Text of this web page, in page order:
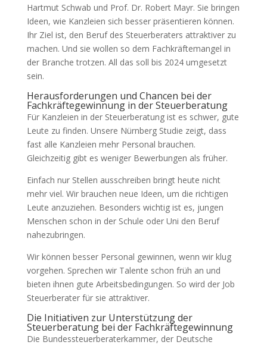
Hartmut Schwab und Prof. Dr. Robert Mayr. Sie bringen
Ideen, wie Kanzleien sich besser präsentieren können.
Ihr Ziel ist, den Beruf des Steuerberaters attraktiver zu
machen. Und sie wollen so dem Fachkräftemangel in
der Branche trotzen. All das soll bis 2024 umgesetzt
sein.
Herausforderungen und Chancen bei der
Fachkräftegewinnung in der Steuerberatung
Für Kanzleien in der Steuerberatung ist es schwer, gute
Leute zu finden. Unsere Nürnberg Studie zeigt, dass
fast alle Kanzleien mehr Personal brauchen.
Gleichzeitig gibt es weniger Bewerbungen als früher.
Einfach nur Stellen ausschreiben bringt heute nicht
mehr viel. Wir brauchen neue Ideen, um die richtigen
Leute anzuziehen. Besonders wichtig ist es, jungen
Menschen schon in der Schule oder Uni den Beruf
nahezubringen.
Wir können besser Personal gewinnen, wenn wir klug
vorgehen. Sprechen wir Talente schon früh an und
bieten ihnen gute Arbeitsbedingungen. So wird der Job
Steuerberater für sie attraktiver.
Die Initiativen zur Unterstützung der
Steuerberatung bei der Fachkräftegewinnung
Die Bundessteuerberaterkammer, der Deutsche